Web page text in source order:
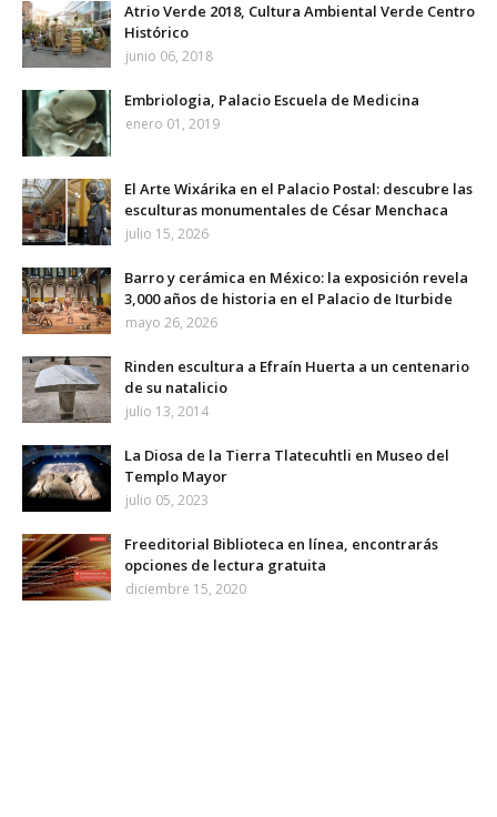
Atrio Verde 2018, Cultura Ambiental Verde Centro
Histórico
junio 06, 2018
Embriologia, Palacio Escuela de Medicina
enero 01, 2019
El Arte Wixárika en el Palacio Postal: descubre las
esculturas monumentales de César Menchaca
julio 15, 2026
Barro y cerámica en México: la exposición revela
3,000 años de historia en el Palacio de Iturbide
mayo 26, 2026
Rinden escultura a Efraín Huerta a un centenario
de su natalicio
julio 13, 2014
La Diosa de la Tierra Tlatecuhtli en Museo del
Templo Mayor
julio 05, 2023
Freeditorial Biblioteca en línea, encontrarás
opciones de lectura gratuita
diciembre 15, 2020